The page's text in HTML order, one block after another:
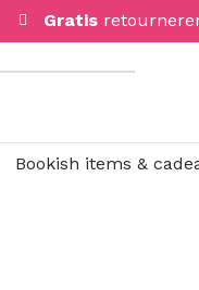
Gratis
Bookish items &